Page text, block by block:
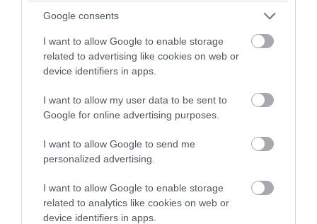
Google consents
I want to allow Google to enable storage
related to advertising like cookies on web or
device identifiers in apps.
I want to allow my user data to be sent to
Google for online advertising purposes.
I want to allow Google to send me
personalized advertising.
I want to allow Google to enable storage
related to analytics like cookies on web or
device identifiers in apps.